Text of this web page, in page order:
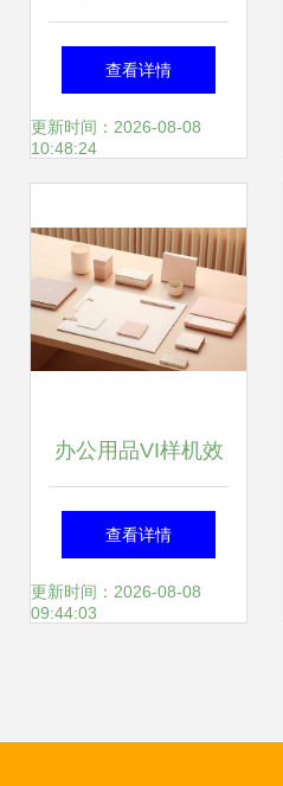
体系建设指南对办
公用品行业的深远
查看详情
更新时间：2026-08-08
10:48:24
办公用品VI样机效
果图与摄影图，办
公设备及耗材的高
查看详情
更新时间：2026-08-08
09:44:03